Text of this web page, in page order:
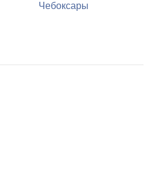
Чебоксары